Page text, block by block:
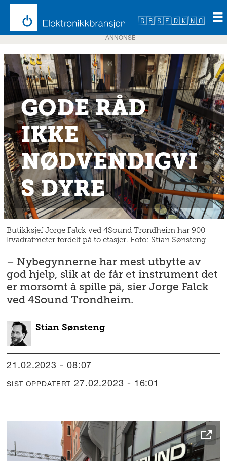
🇬🇧🇸🇪🇩🇰🇳🇴
ANNONSE
GODE RÅD
IKKE
NØDVENDIGVI
S DYRE
Butikksjef Jorge Falck ved 4Sound Trondheim har 900
kvadratmeter fordelt på to etasjer. Foto: Stian Sønsteng
– Nybegynnerne har mest utbytte av
god hjelp, slik at de får et instrument det
er morsomt å spille på, sier Jorge Falck
ved 4Sound Trondheim.
Stian Sønsteng
21.02.2023 - 08:07
SIST OPPDATERT 27.02.2023 - 16:01